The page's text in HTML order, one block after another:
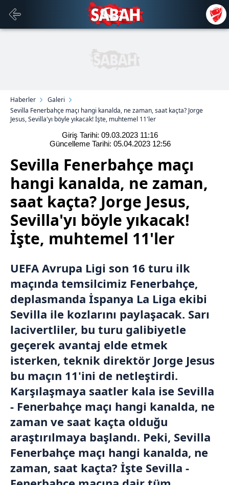
Haberler
Galeri
Sevilla Fenerbahçe maçı hangi kanalda, ne zaman, saat kaçta? Jorge
Jesus, Sevilla'yı böyle yıkacak! İşte, muhtemel 11'ler
Giriş Tarihi: 09.03.2023 11:16
Güncelleme Tarihi: 05.04.2023 12:56
Sevilla Fenerbahçe maçı
hangi kanalda, ne zaman,
saat kaçta? Jorge Jesus,
Sevilla'yı böyle yıkacak!
İşte, muhtemel 11'ler
UEFA Avrupa Ligi son 16 turu ilk
maçında temsilcimiz Fenerbahçe,
deplasmanda İspanya La Liga ekibi
Sevilla ile kozlarını paylaşacak. Sarı
lacivertliler, bu turu galibiyetle
geçerek avantaj elde etmek
isterken, teknik direktör Jorge Jesus
bu maçın 11'ini de netleştirdi.
Karşılaşmaya saatler kala ise Sevilla
- Fenerbahçe maçı hangi kanalda, ne
zaman ve saat kaçta olduğu
araştırılmaya başlandı. Peki, Sevilla
Fenerbahçe maçı hangi kanalda, ne
zaman, saat kaçta? İşte Sevilla -